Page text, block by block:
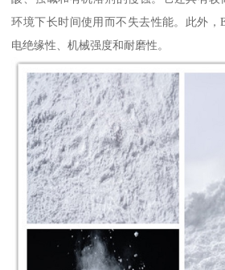
环境下长时间使用而不失去性能。此外，
电绝缘性、机械强度和耐磨性。